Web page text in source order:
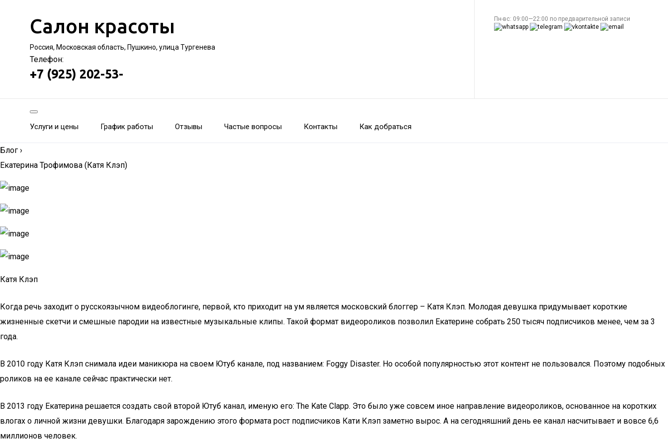
Салон красоты
Россия, Московская область, Пушкино, улица Тургенева
Телефон:
+7 (925) 202-53-
Пн-вс: 09:00—22:00 по предварительной записи
Услуги и цены График работы Отзывы Частые вопросы Контакты Как добраться
Блог ›
Екатерина Трофимова (Катя Клэп)
Катя Клэп
Когда речь заходит о русскоязычном видеоблогинге, первой, кто приходит на ум является московский блоггер – Катя Клэп. Молодая девушка придумывает короткие
жизненные скетчи и смешные пародии на известные музыкальные клипы. Такой формат видеороликов позволил Екатерине собрать 250 тысяч подписчиков менее, чем за 3
года.
В 2010 году Катя Клэп снимала идеи маникюра на своем Ютуб канале, под названием: Foggy Disaster. Но особой популярностью этот контент не пользовался. Поэтому подобных
роликов на ее канале сейчас практически нет.
В 2013 году Екатерина решается создать свой второй Ютуб канал, именую его: The Kate Clapp. Это было уже совсем иное направление видеороликов, основанное на коротких
влогах о личной жизни девушки. Благодаря зарождению этого формата рост подписчиков Кати Клэп заметно вырос. А на сегодняшний день ее канал насчитывает и вовсе 6,6
миллионов человек.